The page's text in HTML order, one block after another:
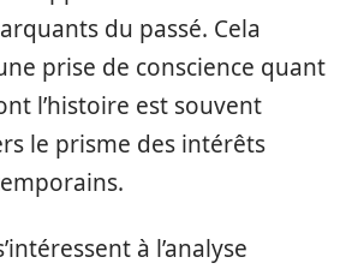
du passé. Cela
prise de conscience quant
l’histoire est souvent
le prisme des intérêts
à l’analyse